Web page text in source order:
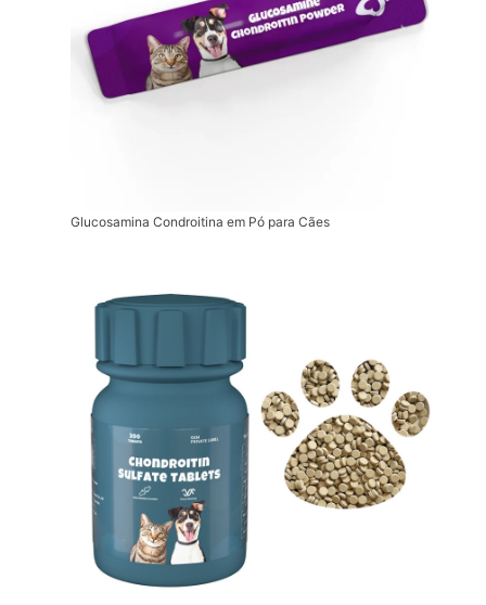
Glucosamina Condroitina em Pó para Cães